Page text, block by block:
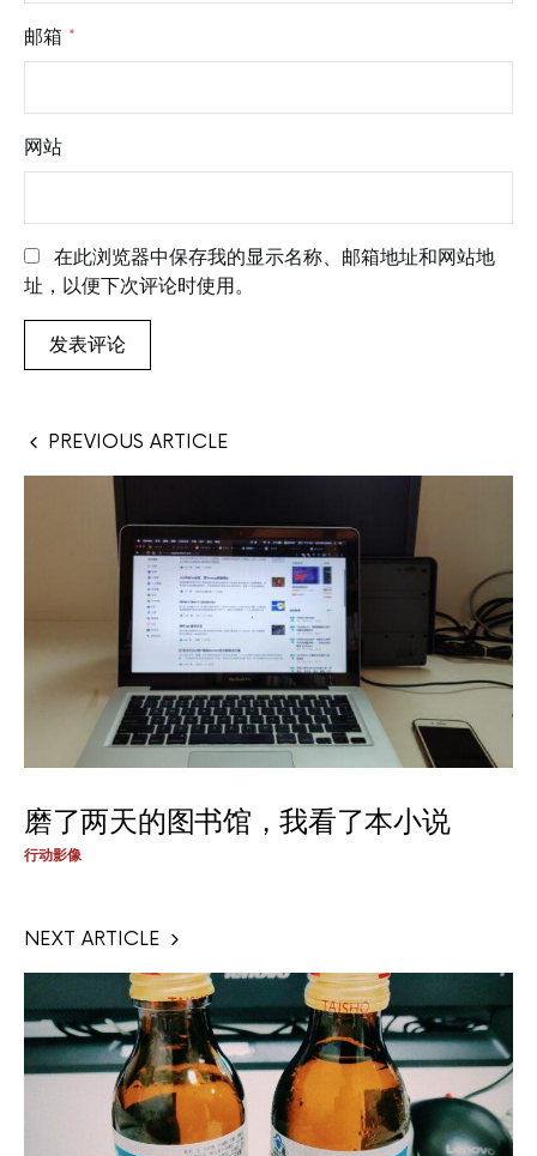
邮箱 *
网站
在此浏览器中保存我的显示名称、邮箱地址和网站地
址，以便下次评论时使用。
PREVIOUS ARTICLE
磨了两天的图书馆，我看了本小说
行动影像
NEXT ARTICLE